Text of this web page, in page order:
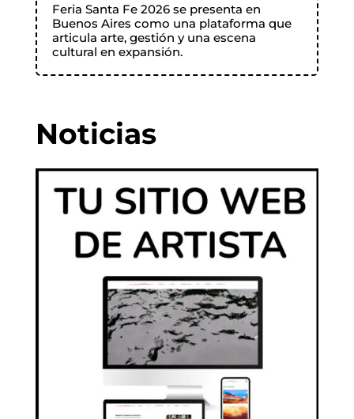
Feria Santa Fe 2026 se presenta en
Buenos Aires como una plataforma que
articula arte, gestión y una escena
cultural en expansión.
Noticias